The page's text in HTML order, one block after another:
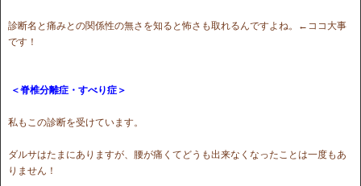
診断名と痛みとの関係性の無さを知ると怖さも取れるんですよね。←ココ大事
です！
＜脊椎分離症・すべり症＞
私もこの診断を受けています。
ダルサはたまにありますが、腰が痛くてどうも出来なくなったことは一度もあ
りません！